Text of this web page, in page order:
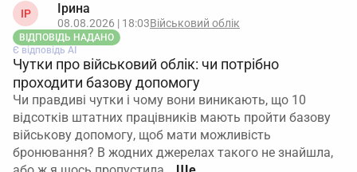
ІР Ірина
08.08.2026 | 18:03Військовий облік
ВІДПОВІДЬ НАДАНО
Є відповідь АІ
Чутки про військовий облік: чи потрібно
проходити базову допомогу
Чи правдиві чутки і чому вони виникають, що 10
відсотків штатних працівників мають пройти базову
військову допомогу, щоб мати можливість
бронювання? В жодних джерелах такого не знайшла,